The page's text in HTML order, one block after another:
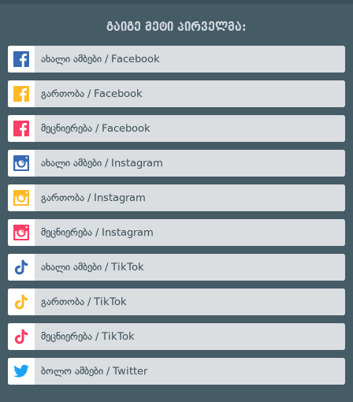
გაიგე მეტი პირველმა:
ახალი ამბები / Facebook
გართობა / Facebook
მეცნიერება / Facebook
ახალი ამბები / Instagram
გართობა / Instagram
მეცნიერება / Instagram
ახალი ამბები / TikTok
გართობა / TikTok
მეცნიერება / TikTok
ბოლო ამბები / Twitter